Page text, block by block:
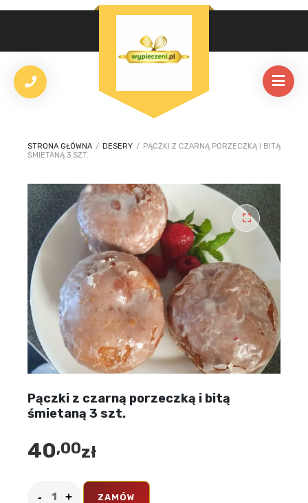
STRONA GŁÓWNA / DESERY / PĄCZKI Z CZARNĄ PORZECZKĄ I BITĄ
ŚMIETANĄ 3 SZT.
Pączki z czarną porzeczką i bitą
śmietaną 3 szt.
40,00zł
ZAMÓW